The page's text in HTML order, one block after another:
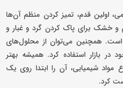
اولین قدم، تمیز کردن منظم آن‌ها
و خشک برای پاک کردن گرد و غبار و
است. همچنین می‌توان از محلول‌های
بازار استفاده کرد. همیشه بهتر
مواد شیمیایی، آن را ابتدا روی یک
کرد.